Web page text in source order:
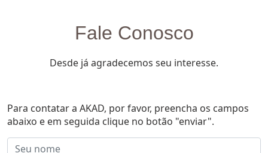
Fale Conosco
Desde já agradecemos seu interesse.
Para contatar a AKAD, por favor, preencha os campos
abaixo e em seguida clique no botão "enviar".